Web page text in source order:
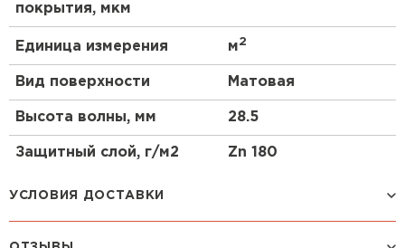
покрытия, мкм
Единица измерения м2
Вид поверхности Матовая
Высота волны, мм 28.5
Защитный слой, г/м2 Zn 180
УСЛОВИЯ ДОСТАВКИ